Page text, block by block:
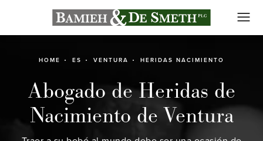
HOME ES VENTURA HERIDAS NACIMIENTO
Abogado de Heridas de
Nacimiento de Ventura